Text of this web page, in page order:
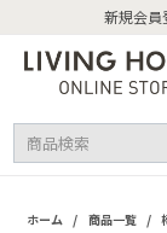
新規会員
ホーム / 商品一覧 /